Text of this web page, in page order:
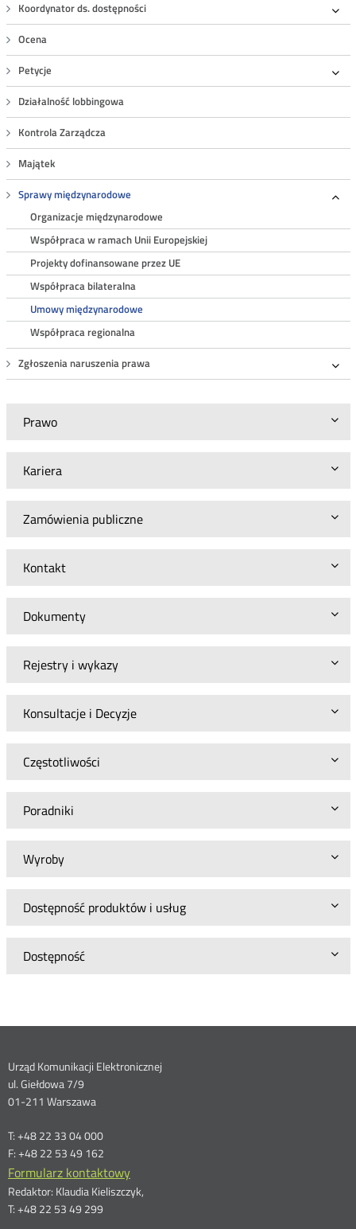
Koordynator ds. dostępności
Ocena
Petycje
Działalność lobbingowa
Kontrola Zarządcza
Majątek
Sprawy międzynarodowe
Organizacje międzynarodowe
Współpraca w ramach Unii Europejskiej
Projekty dofinansowane przez UE
Współpraca bilateralna
Umowy międzynarodowe
Współpraca regionalna
Zgłoszenia naruszenia prawa
Prawo
Kariera
Zamówienia publiczne
Kontakt
Dokumenty
Rejestry i wykazy
Konsultacje i Decyzje
Częstotliwości
Poradniki
Wyroby
Dostępność produktów i usług
Dostępność
Dane
kontaktowe
Urząd Komunikacji Elektronicznej
ul. Giełdowa 7/9
01-211 Warszawa
T: +48 22 33 04 000
F: +48 22 53 49 162
Formularz kontaktowy
Redaktor: Klaudia Kieliszczyk,
T: +48 22 53 49 299